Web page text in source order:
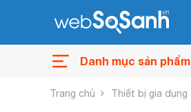
Danh mục sản phẩm
Trang chủ Thiết bị gia dụng